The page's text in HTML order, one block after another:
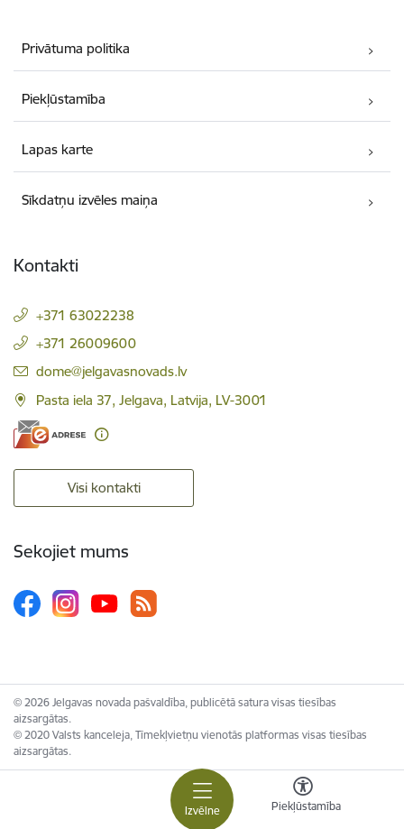
Izvēlne Piekļūstamība
Privātuma politika
Piekļūstamība
Lapas karte
Sīkdatņu izvēles maiņa
Kontakti
+371 63022238
+371 26009600
E-pasts:
dome@jelgavasnovads.lv
Pasta iela 37, Jelgava, Latvija, LV-3001
Visi kontakti
Sekojiet mums
© 2026 Jelgavas novada pašvaldība, publicētā satura visas tiesības
aizsargātas.
© 2020 Valsts kanceleja, Tīmekļvietņu vienotās platformas visas tiesības
aizsargātas.